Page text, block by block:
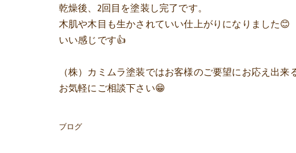
乾燥後、2回目を塗装し完了です。
木肌や木目も生かされていい仕上がりになりました😊
いい感じです👍
（株）カミムラ塗装ではお客様のご要望にお応え出来
お気軽にご相談下さい😁
ブログ